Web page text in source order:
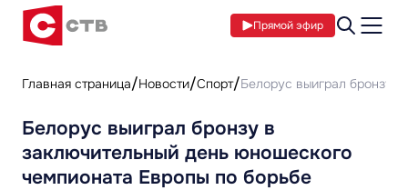
Прямой эфир
Главная страница Новости Спорт Белорус выиграл бронзу
Белорус выиграл бронзу в
заключительный день юношеского
чемпионата Европы по борьбе